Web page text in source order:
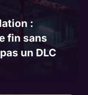
:
fin sans
un DLC